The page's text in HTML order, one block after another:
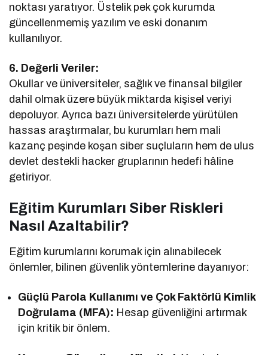
noktası yaratıyor. Üstelik pek çok kurumda
güncellenmemiş yazılım ve eski donanım
kullanılıyor.
6. Değerli Veriler:
Okullar ve üniversiteler, sağlık ve finansal bilgiler
dahil olmak üzere büyük miktarda kişisel veriyi
depoluyor. Ayrıca bazı üniversitelerde yürütülen
hassas araştırmalar, bu kurumları hem mali
kazanç peşinde koşan siber suçluların hem de ulus
devlet destekli hacker gruplarının hedefi hâline
getiriyor.
Eğitim Kurumları Siber Riskleri
Nasıl Azaltabilir?
Eğitim kurumlarını korumak için alınabilecek
önlemler, bilinen güvenlik yöntemlerine dayanıyor:
Güçlü Parola Kullanımı ve Çok Faktörlü Kimlik
Doğrulama (MFA): Hesap güvenliğini artırmak
için kritik bir önlem.